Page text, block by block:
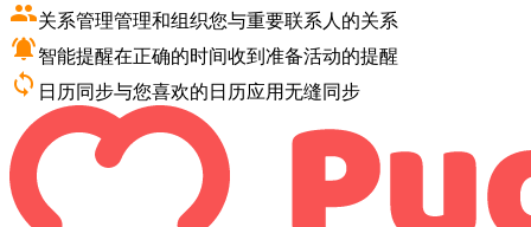
people关系管理管理和组织您与重要联系人的关系
notifications_active智能提醒在正确的时间收到准备活动的提醒
sync 日历同步与您喜欢的日历应用无缝同步